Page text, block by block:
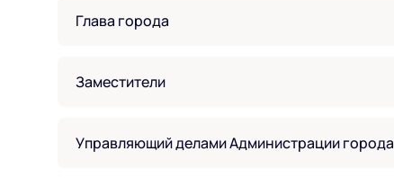
Глава города
Заместители
Управляющий делами Администрации города